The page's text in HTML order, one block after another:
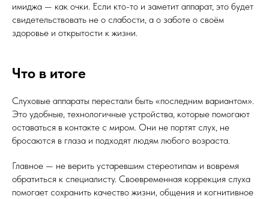
имиджа — как очки. Если кто-то и заметит аппарат, это будет
свидетельствовать не о слабости, а о заботе о своём
здоровье и открытости к жизни.
Что в итоге
Слуховые аппараты перестали быть «последним вариантом».
Это удобные, технологичные устройства, которые помогают
оставаться в контакте с миром. Они не портят слух, не
бросаются в глаза и подходят людям любого возраста.
Главное — не верить устаревшим стереотипам и вовремя
обратиться к специалисту. Своевременная коррекция слуха
помогает сохранить качество жизни, общения и когнитивное